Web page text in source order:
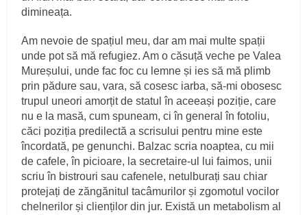
dimineața.
Am nevoie de spațiul meu, dar am mai multe spații
unde pot să mă refugiez. Am o căsuță veche pe Valea
Mureșului, unde fac foc cu lemne și ies să mă plimb
prin pădure sau, vara, să cosesc iarba, să-mi obosesc
trupul uneori amorțit de statul în aceeași poziție, care
nu e la masă, cum spuneam, ci în general în fotoliu,
căci poziția predilectă a scrisului pentru mine este
încordată, pe genunchi. Balzac scria noaptea, cu mii
de cafele, în picioare, la secretaire-ul lui faimos, unii
scriu în bistrouri sau cafenele, netulburați sau chiar
protejați de zăngănitul tacâmurilor și zgomotul vocilor
chelnerilor și clienților din jur. Există un metabolism al